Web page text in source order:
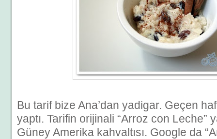
Bu tarif bize Ana’dan yadigar. Geçen
yaptı. Tarifin orijinali “Arroz con Leche”
Güney Amerika kahvaltısı. Google da